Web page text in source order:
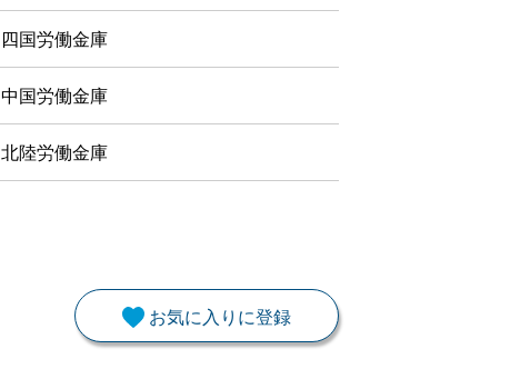
四国労働金庫
中国労働金庫
北陸労働金庫
お気に入りに登録